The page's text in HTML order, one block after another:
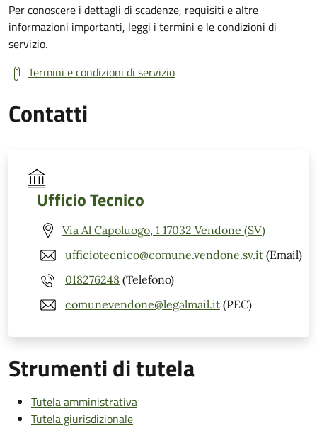
Per conoscere i dettagli di scadenze, requisiti e altre
informazioni importanti, leggi i termini e le condizioni di
servizio.
Termini e condizioni di servizio
Contatti
Ufficio Tecnico
Via Al Capoluogo, 1 17032 Vendone (SV)
ufficiotecnico@comune.vendone.sv.it (Email)
018276248 (Telefono)
comunevendone@legalmail.it (PEC)
Strumenti di tutela
Tutela amministrativa
Tutela giurisdizionale